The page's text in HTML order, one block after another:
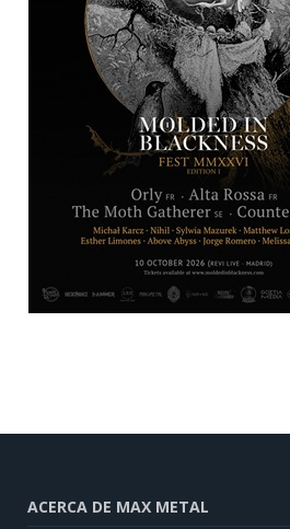
ACERCA DE MAX METAL